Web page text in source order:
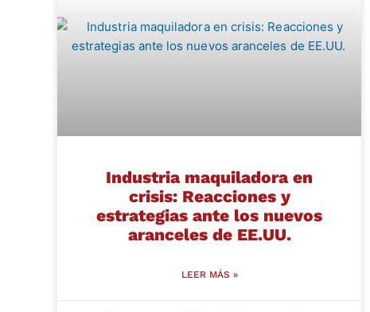
Industria maquiladora en
crisis: Reacciones y
estrategias ante los nuevos
aranceles de EE.UU.
LEER MÁS »